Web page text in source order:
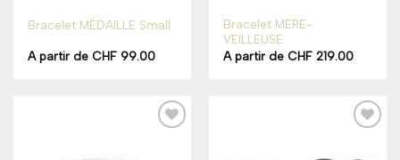
Bracelet MÉDAILLE Small
A partir deCHF 99.00
Bracelet MERE-
VEILLEUSE
A partir deCHF 219.00